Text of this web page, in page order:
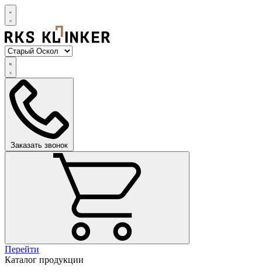
Заказать звонок
Перейти
Каталог продукции